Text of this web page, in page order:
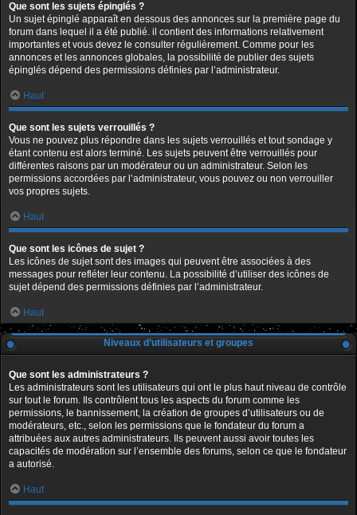
Que sont les sujets épinglés ?
Un sujet épinglé apparaît en dessous des annonces sur la première page du
forum dans lequel il a été publié. il contient des informations relativement
importantes et vous devez le consulter régulièrement. Comme pour les
annonces et les annonces globales, la possibilité de publier des sujets
épinglés dépend des permissions définies par l’administrateur.
Haut
Que sont les sujets verrouillés ?
Vous ne pouvez plus répondre dans les sujets verrouillés et tout sondage y
étant contenu est alors terminé. Les sujets peuvent être verrouillés pour
différentes raisons par un modérateur ou un administrateur. Selon les
permissions accordées par l’administrateur, vous pouvez ou non verrouiller
vos propres sujets.
Haut
Que sont les icônes de sujet ?
Les icônes de sujet sont des images qui peuvent être associées à des
messages pour refléter leur contenu. La possibilité d’utiliser des icônes de
sujet dépend des permissions définies par l’administrateur.
Haut
Niveaux d’utilisateurs et groupes
Que sont les administrateurs ?
Les administrateurs sont les utilisateurs qui ont le plus haut niveau de contrôle
sur tout le forum. Ils contrôlent tous les aspects du forum comme les
permissions, le bannissement, la création de groupes d’utilisateurs ou de
modérateurs, etc., selon les permissions que le fondateur du forum a
attribuées aux autres administrateurs. Ils peuvent aussi avoir toutes les
capacités de modération sur l’ensemble des forums, selon ce que le fondateur
a autorisé.
Haut